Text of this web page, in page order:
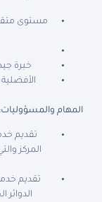
خبرة
المهام والمسؤوليات:
تقديم
المركز
تقديم